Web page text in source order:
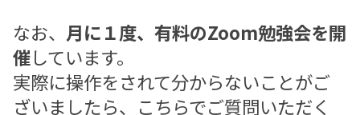
なお、 月に１度、有料のZoom勉強会を開
催しています。
実際に操作をされて分からないことがご
ざいましたら、こちらでご質問いただく